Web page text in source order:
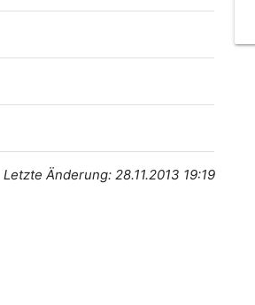
Letzte Änderung: 28.11.2013 19:19